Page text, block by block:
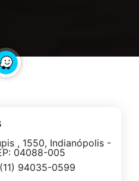
, 1550, Indianópolis -
04088-005
(11) 94035-0599